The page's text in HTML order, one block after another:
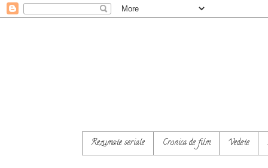
Rezumate seriale Cronica de film Vedete